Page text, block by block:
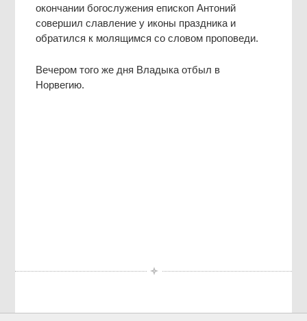
окончании богослужения епископ Антоний
совершил славление у иконы праздника и
обратился к молящимся со словом проповеди.
Вечером того же дня Владыка отбыл в
Норвегию.